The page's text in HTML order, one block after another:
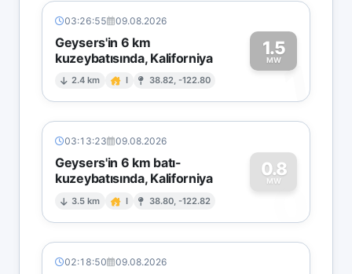
03:26:55 09.08.2026
Geysers'in 6 km
kuzeybatısında, Kaliforniya
2.4 km I 38.82, -122.80
1.5
MW1
03:13:23 09.08.2026
Geysers'in 6 km batı-
kuzeybatısında, Kaliforniya
3.5 km I 38.80, -122.82
0.8
MW
0
02:18:50 09.08.2026